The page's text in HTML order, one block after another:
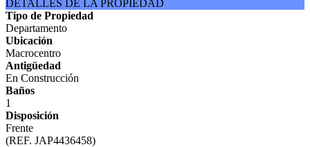
DETALLES DE LA PROPIEDAD
Tipo de Propiedad
Departamento
Ubicación
Macrocentro
Antigüedad
En Construcción
Baños
1
Disposición
Frente
(REF. JAP4436458)